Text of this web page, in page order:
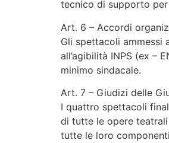
tecnico di supporto
Art. 6 – Accordi
Gli spettacoli ammessi
all’agibilità INPS (ex –
minimo sindacale.
Art. 7 – Giudizi delle
I quattro spettacoli
di tutte le opere
tutte le loro